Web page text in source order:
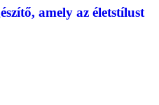
amely az életstílust